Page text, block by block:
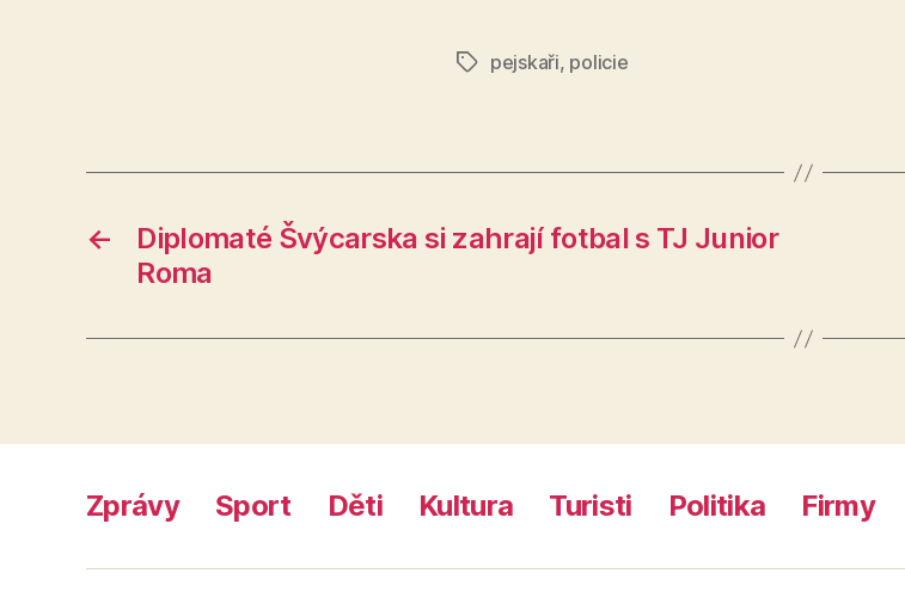
Štítkypejskaři, policie
←
Diplomaté Švýcarska si zahrají fotbal s TJ Junior
Roma
Zprávy Sport Děti Kultura Turisti Politika Firmy